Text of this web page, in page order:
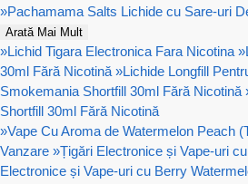
»Pachamama Salts Lichide cu Sare-uri
Arată Mai Mult
»Lichid Tigara Electronica Fara Nicotina »
30ml Fără Nicotină »Lichide Longfill
Smokemania Shortfill 30ml Fără Nicotină
Shortfill 30ml Fără Nicotină
»Vape Cu Aroma de Watermelon Peach
Vanzare »Țigări Electronice și Vape-uri
Electronice și Vape-uri cu Berry